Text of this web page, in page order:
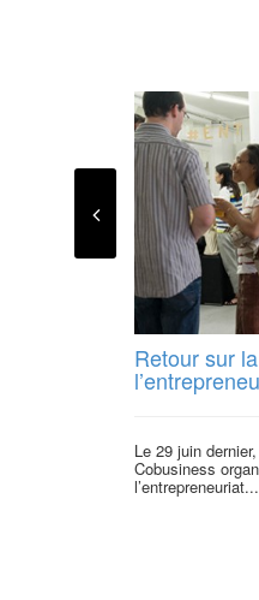
Retour sur
Le 29 juin
Cobusiness
l’entrepreneuriat...